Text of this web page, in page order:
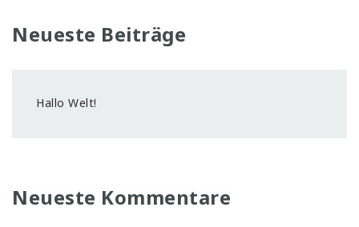
Neueste Beiträge
Hallo Welt!
Neueste Kommentare